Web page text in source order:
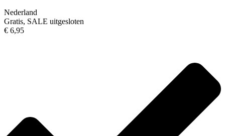
Nederland
Gratis, SALE uitgesloten
€ 6,95